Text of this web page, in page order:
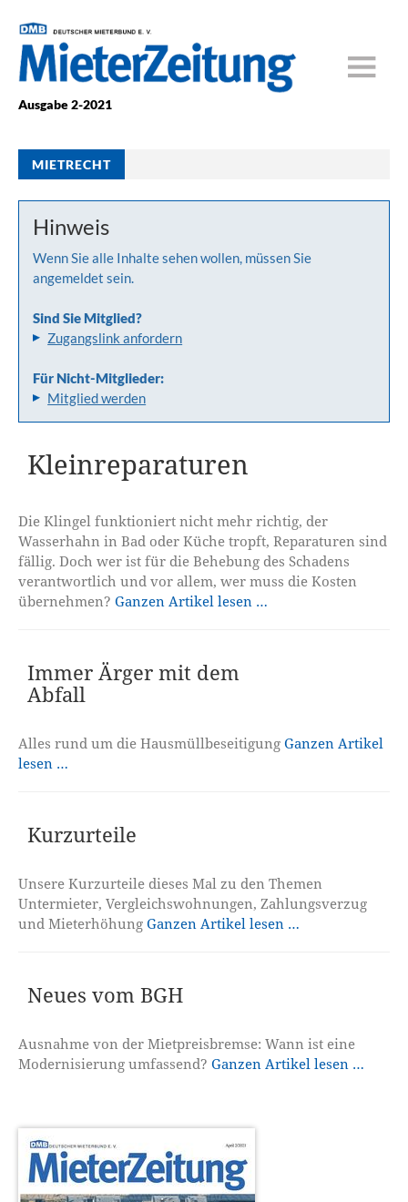
Ausgabe 2-2021
MIETRECHT
Hinweis
Wenn Sie alle Inhalte sehen wollen, müssen Sie
angemeldet sein.
Sind Sie Mitglied?
Zugangslink anfordern
Für Nicht-Mitglieder:
Mitglied werden
Kleinreparaturen
Die Klingel funktioniert nicht mehr richtig, der
Wasserhahn in Bad oder Küche tropft, Reparaturen sind
fällig. Doch wer ist für die Behebung des Schadens
verantwortlich und vor allem, wer muss die Kosten
übernehmen?Ganzen Artikel lesen …
Immer Ärger mit dem
Abfall
Alles rund um die HausmüllbeseitigungGanzen Artikel
lesen …
Kurzurteile
Unsere Kurzurteile dieses Mal zu den Themen
Untermieter, Vergleichswohnungen, Zahlungsverzug
und MieterhöhungGanzen Artikel lesen …
Neues vom BGH
Ausnahme von der Mietpreisbremse: Wann ist eine
Modernisierung umfassend?Ganzen Artikel lesen …